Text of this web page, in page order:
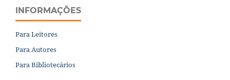
INFORMAÇÕES
Para Leitores
Para Autores
Para Bibliotecários